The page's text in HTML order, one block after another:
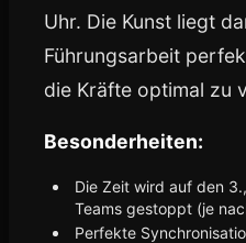
Uhr. Die Kunst liegt
Führungsarbeit
die Kräfte optimal zu
Besonderheiten:
Die Zeit wird auf den
Teams gestoppt (je
Perfekte